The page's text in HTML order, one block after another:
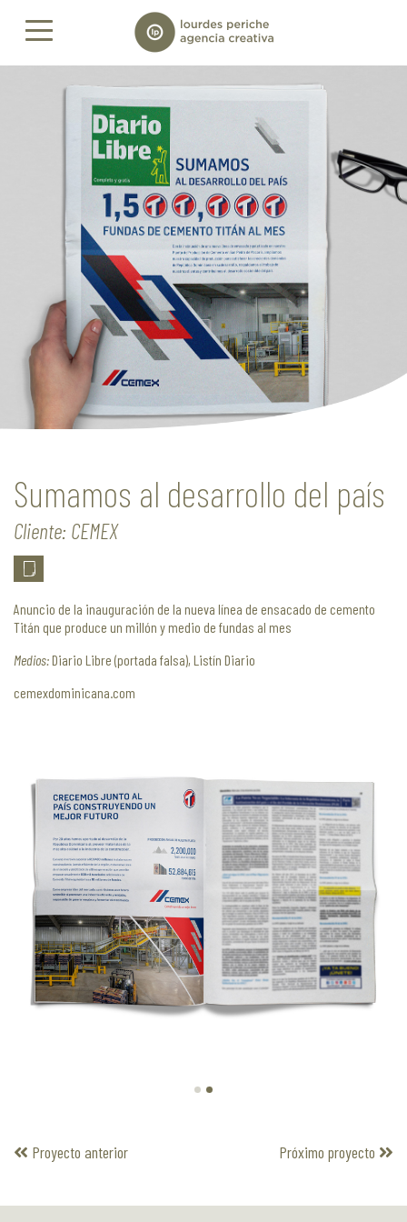
Sumamos al desarrollo del país
Cliente: CEMEX
Anuncio de la inauguración de la nueva línea de ensacado de cemento
Titán que produce un millón y medio de fundas al mes
Medios:Diario Libre (portada falsa), Listín Diario
cemexdominicana.com
Proyecto anterior Próximo proyecto